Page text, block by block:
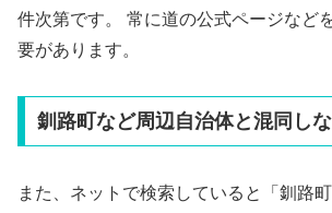
件次第です。 常に道の公式ページなど
要があります。
釧路町など周辺自治体と混同し
また、ネットで検索していると「釧路